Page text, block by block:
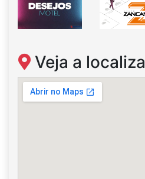
Veja a